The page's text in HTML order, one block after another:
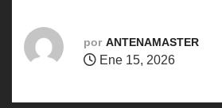
por ANTENAMASTER
Ene 15, 2026